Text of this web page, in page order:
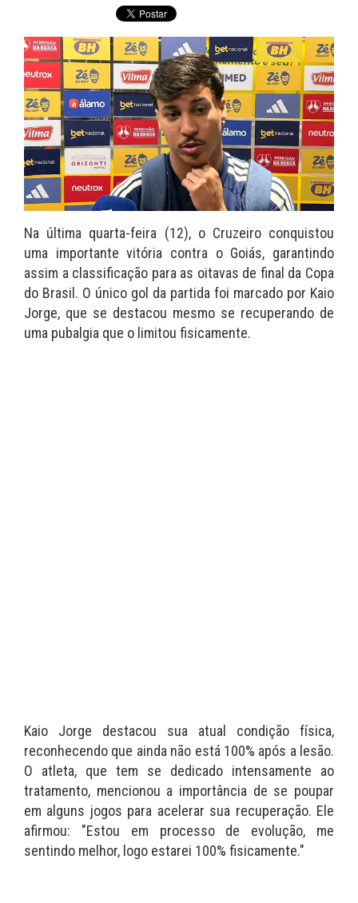
Na última quarta-feira (12), o Cruzeiro conquistou
uma importante vitória contra o Goiás, garantindo
assim a classificação para as oitavas de final da Copa
do Brasil. O único gol da partida foi marcado por Kaio
Jorge, que se destacou mesmo se recuperando de
uma pubalgia que o limitou fisicamente.
Kaio Jorge destacou sua atual condição física,
reconhecendo que ainda não está 100% após a lesão.
O atleta, que tem se dedicado intensamente ao
tratamento, mencionou a importância de se poupar
em alguns jogos para acelerar sua recuperação. Ele
afirmou: "Estou em processo de evolução, me
sentindo melhor, logo estarei 100% fisicamente."